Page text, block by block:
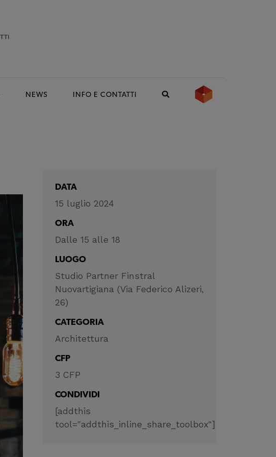
NEWS INFO E CONTATTI
DATA
15 luglio 2024
ORA
Dalle 15 alle 18
LUOGO
Studio Partner Finstral
Nuovartigiana (Via Federico Alizeri,
26)
CATEGORIA
Architettura
CFP
3 CFP
CONDIVIDI
[addthis
tool="addthis_inline_share_toolbox"]